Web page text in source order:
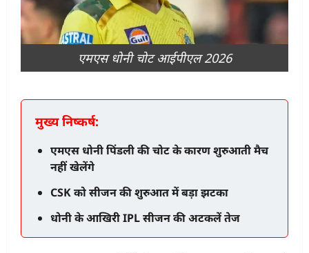
एमएस धोनी चोट आईपीएल 2026
मुख्य निष्कर्ष:
एमएस धोनी पिंडली की चोट के कारण शुरुआती मैच
नहीं खेलेंगे
CSK को सीजन की शुरुआत में बड़ा झटका
धोनी के आखिरी IPL सीजन की अटकलें तेज